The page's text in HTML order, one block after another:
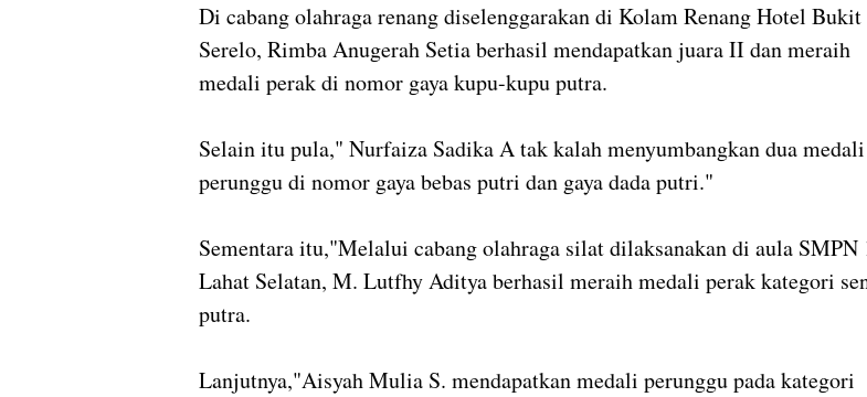
Di cabang olahraga renang diselenggarakan di Kolam Renang Hotel Bukit
Serelo, Rimba Anugerah Setia berhasil mendapatkan juara II dan meraih
medali perak di nomor gaya kupu-kupu putra.
Selain itu pula," Nurfaiza Sadika A tak kalah menyumbangkan dua medali
perunggu di nomor gaya bebas putri dan gaya dada putri."
Sementara itu,"Melalui cabang olahraga silat dilaksanakan di aula SMPN
Lahat Selatan, M. Lutfhy Aditya berhasil meraih medali perak kategori
putra.
Lanjutnya,"Aisyah Mulia S. mendapatkan medali perunggu pada kategori